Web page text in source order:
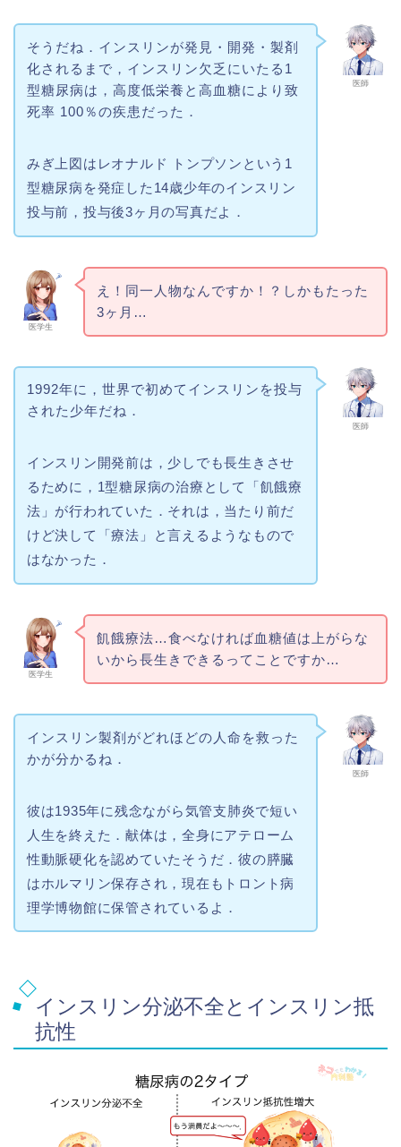
医師
そうだね．インスリンが発見・開発・製剤
化されるまで，インスリン欠乏にいたる1
型糖尿病は，高度低栄養と高血糖により致
死率 100％の疾患だった．
みぎ上図はレオナルド トンプソンという1
型糖尿病を発症した14歳少年のインスリン
投与前，投与後3ヶ月の写真だよ．
医学生
え！同一人物なんですか！？しかもたった
3ヶ月…
医師
1992年に，世界で初めてインスリンを投与
された少年だね．
インスリン開発前は，少しでも長生きさせ
るために，1型糖尿病の治療として「飢餓療
法」が行われていた．それは，当たり前だ
けど決して「療法」と言えるようなもので
はなかった．
医学生
飢餓療法…食べなければ血糖値は上がらな
いから長生きできるってことですか…
医師
インスリン製剤がどれほどの人命を救った
かが分かるね．
彼は1935年に残念ながら気管支肺炎で短い
人生を終えた．献体は，全身にアテローム
性動脈硬化を認めていたそうだ．彼の膵臓
はホルマリン保存され，現在もトロント病
理学博物館に保管されているよ．
インスリン分泌不全とインスリン抵
抗性